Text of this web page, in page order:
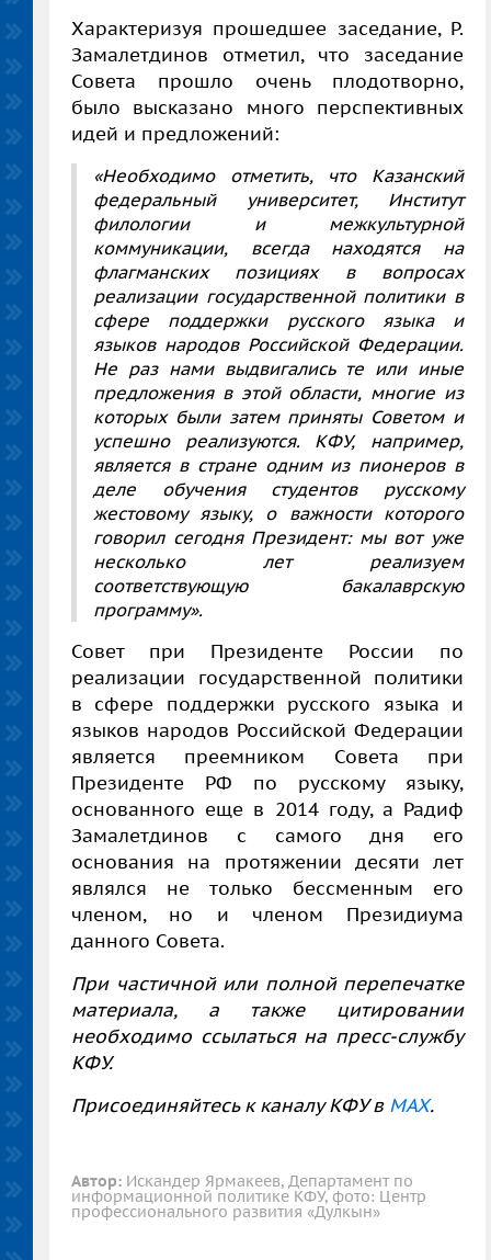
Характеризуя прошедшее заседание, Р.
Замалетдинов отметил, что заседание
Совета прошло очень плодотворно,
было высказано много перспективных
идей и предложений:
«Необходимо отметить, что Казанский
федеральный университет, Институт
филологии и межкультурной
коммуникации, всегда находятся на
флагманских позициях в вопросах
реализации государственной политики в
сфере поддержки русского языка и
языков народов Российской Федерации.
Не раз нами выдвигались те или иные
предложения в этой области, многие из
которых были затем приняты Советом и
успешно реализуются. КФУ, например,
является в стране одним из пионеров в
деле обучения студентов русскому
жестовому языку, о важности которого
говорил сегодня Президент: мы вот уже
несколько лет реализуем
соответствующую бакалаврскую
программу».
Совет при Президенте России по
реализации государственной политики
в сфере поддержки русского языка и
языков народов Российской Федерации
является преемником Совета при
Президенте РФ по русскому языку,
основанного еще в 2014 году, а Радиф
Замалетдинов с самого дня его
основания на протяжении десяти лет
являлся не только бессменным его
членом, но и членом Президиума
данного Совета.
При частичной или полной перепечатке
материала, а также цитировании
необходимо ссылаться на пресс-службу
КФУ.
Присоединяйтесь к каналу КФУ в MAX.
Автор: Искандер Ярмакеев, Департамент по
информационной политике КФУ, фото: Центр
профессионального развития «Дулкын»